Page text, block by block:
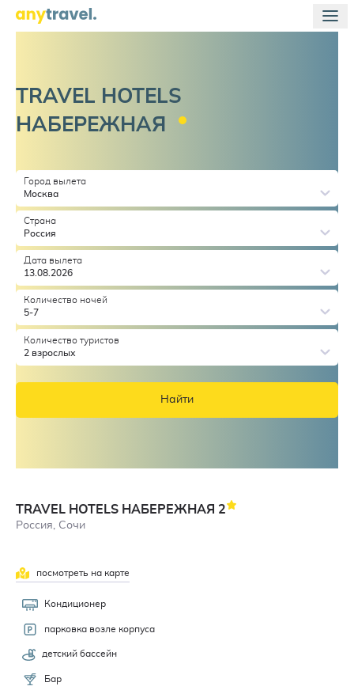
TRAVEL HOTELS
НАБЕРЕЖНАЯ
Город вылета
Москва
Страна
Россия
Дата вылета
13.08.2026
Количество ночей
5-7
Количество туристов
2 взрослых
Найти
TRAVEL HOTELS НАБЕРЕЖНАЯ 2
Россия, Сочи
посмотреть на карте
Кондиционер
парковка возле корпуса
детский бассейн
Бар